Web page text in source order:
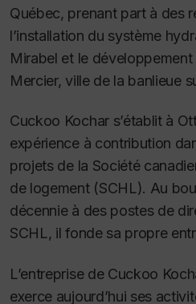
Québec, prenant part à des
l’installation du système
Mirabel et le
Mercier, ville de la banlieue
Cuckoo Kochar s’établit à
expérience à contribution
projets de la Société
de logement (SCHL). Au
décennie à des postes de
SCHL, il fonde sa propre
L’entreprise de Cuckoo
exerce aujourd’hui ses